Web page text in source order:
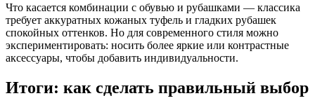
Что касается комбинации с обувью и рубашками — классика
требует аккуратных кожаных туфель и гладких рубашек
спокойных оттенков. Но для современного стиля можно
экспериментировать: носить более яркие или контрастные
аксессуары, чтобы добавить индивидуальности.
Итоги: как сделать правильный выбор